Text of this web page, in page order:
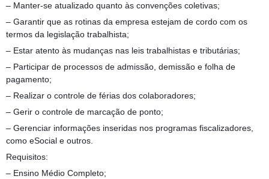
– Manter-se atualizado quanto às convenções coletivas;
– Garantir que as rotinas da empresa estejam de cordo com os
termos da legislação trabalhista;
– Estar atento às mudanças nas leis trabalhistas e tributárias;
– Participar de processos de admissão, demissão e folha de
pagamento;
– Realizar o controle de férias dos colaboradores;
– Gerir o controle de marcação de ponto;
– Gerenciar informações inseridas nos programas fiscalizadores,
como eSocial e outros.
Requisitos:
– Ensino Médio Completo;